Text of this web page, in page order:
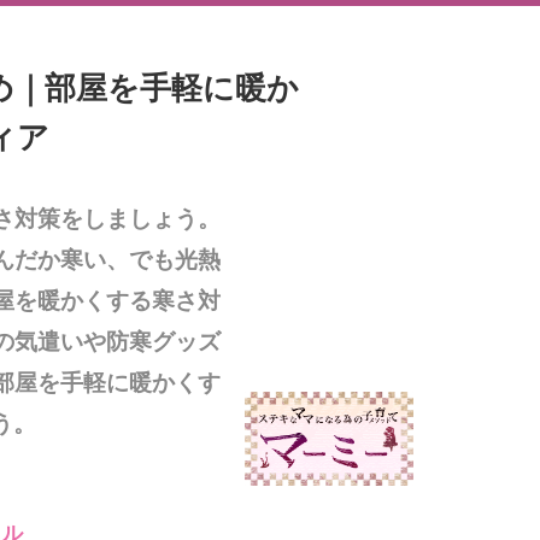
部屋を手軽に暖か
ア
策をしましょう。
だか寒い、でも光熱
を暖かくする寒さ対
気遣いや防寒グッズ
屋を手軽に暖かくす